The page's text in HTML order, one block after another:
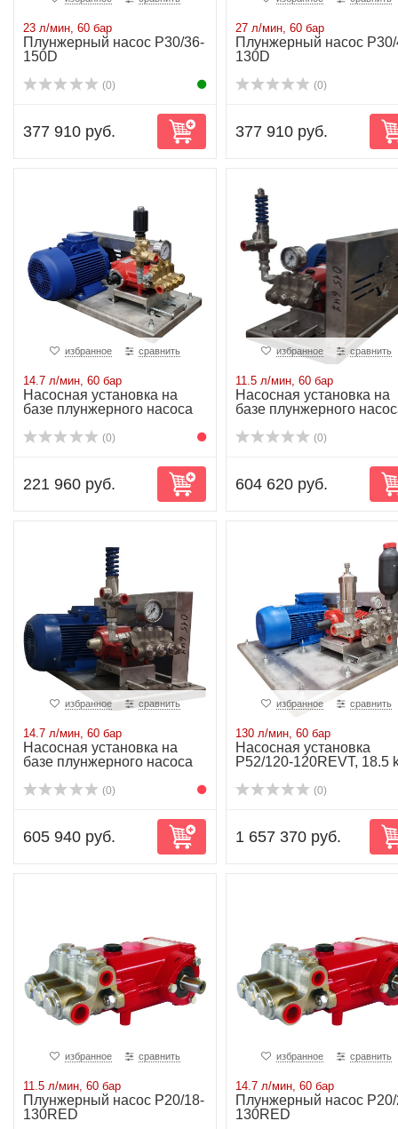
23 л/мин, 60 бар
Плунжерный насос P30/36-
150D
(0)
377 910 руб.
27 л/мин, 60 бар
Плунжерный насос
130D
(0)
377 910 руб.
избранное сравнить
14.7 л/мин, 60 бар
Насосная установка на
базе плунжерного насоса
(0)
221 960 руб.
избранное сравнить
11.5 л/мин, 60 бар
Насосная установка на
базе плунжерного
(0)
604 620 руб.
избранное сравнить
14.7 л/мин, 60 бар
Насосная установка на
базе плунжерного насоса
(0)
605 940 руб.
избранное сравнить
130 л/мин, 60 бар
Насосная установка
P52/120-120REVT, 18.5
(0)
1 657 370 руб.
избранное сравнить
11.5 л/мин, 60 бар
Плунжерный насос P20/18-
130RED
избранное сравнить
14.7 л/мин, 60 бар
Плунжерный насос
130RED